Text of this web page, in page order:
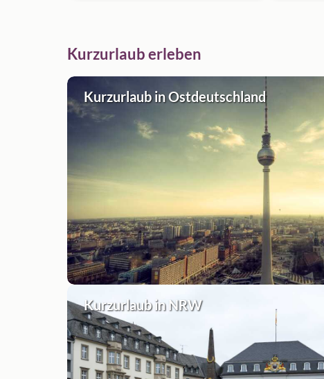
Kurzurlaub erleben
Kurzurlaub in Ostdeutschland
Kurzurlaub in NRW